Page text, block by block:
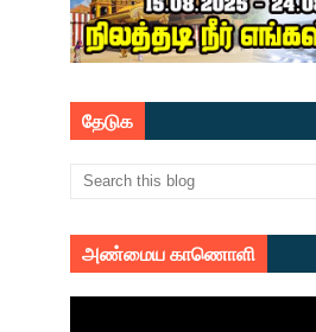
தேடுக
அண்மைய காணொளி